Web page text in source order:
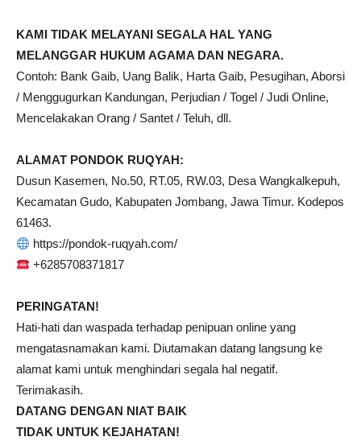
KAMI TIDAK MELAYANI SEGALA HAL YANG
MELANGGAR HUKUM AGAMA DAN NEGARA.
Contoh: Bank Gaib, Uang Balik, Harta Gaib, Pesugihan, Aborsi
/ Menggugurkan Kandungan, Perjudian / Togel / Judi Online,
Mencelakakan Orang / Santet / Teluh, dll.
ALAMAT PONDOK RUQYAH:
Dusun Kasemen, No.50, RT.05, RW.03, Desa Wangkalkepuh,
Kecamatan Gudo, Kabupaten Jombang, Jawa Timur. Kodepos
61463.
https://pondok-ruqyah.com/
+6285708371817
PERINGATAN!
Hati-hati dan waspada terhadap penipuan online yang
mengatasnamakan kami. Diutamakan datang langsung ke
alamat kami untuk menghindari segala hal negatif.
Terimakasih.
DATANG DENGAN NIAT BAIK
TIDAK UNTUK KEJAHATAN!